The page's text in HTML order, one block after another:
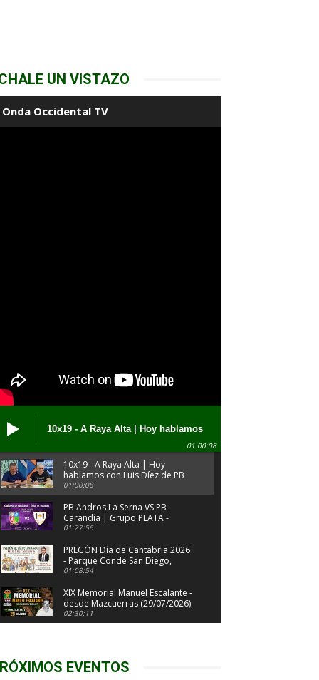
UN VISTAZO
Onda Occidental TV
10x19 - A Raya Alta | Hoy hablamos
con Luis Díez de PB Contrucciones
01:00:08
10x19 - A Raya Alta | Hoy
hablamos con Luis Díez de PB
Contrucciones José Gtrz
Calante (03/08/2026)
01:00:08
PB Andros La Serna VS PB
Carandía | Grupo PLATA -
Jornada 9 | Bolos en Femenino
01:27:56
PREGÓN Día de Cantabria 2026
- Parque Conde San Diego,
Cabezón de la Sal (31/07/2026)
01:08:54
XIX Memorial Manuel Escalante -
desde Mazcuerras (29/07/2026)
02:30:11
(27/07/2026)
EVENTOS